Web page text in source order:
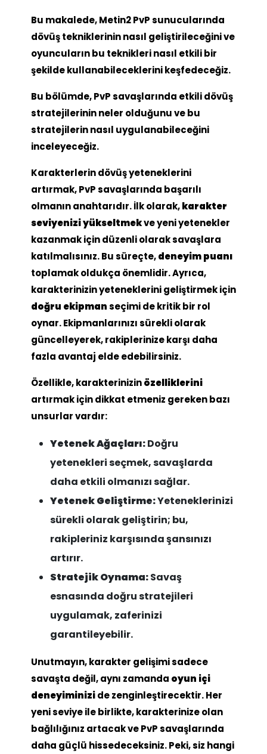
Bu makalede, Metin2 PvP sunucularında
dövüş tekniklerinin nasıl geliştirileceğini ve
oyuncuların bu teknikleri nasıl etkili bir
şekilde kullanabileceklerini keşfedeceğiz.
Bu bölümde, PvP savaşlarında etkili dövüş
stratejilerinin neler olduğunu ve bu
stratejilerin nasıl uygulanabileceğini
inceleyeceğiz.
Karakterlerin dövüş yeteneklerini
artırmak, PvP savaşlarında başarılı
olmanın anahtarıdır. İlk olarak,karakter
seviyenizi yükseltmekve yeni yetenekler
kazanmak için düzenli olarak savaşlara
katılmalısınız. Bu süreçte,deneyim puanı
toplamak oldukça önemlidir. Ayrıca,
karakterinizin yeteneklerini geliştirmek için
doğru ekipmanseçimi de kritik bir rol
oynar. Ekipmanlarınızı sürekli olarak
güncelleyerek, rakiplerinize karşı daha
fazla avantaj elde edebilirsiniz.
Özellikle, karakterinizinözelliklerini
artırmak için dikkat etmeniz gereken bazı
unsurlar vardır:
Yetenek Ağaçları:Doğru
yetenekleri seçmek, savaşlarda
daha etkili olmanızı sağlar.
Yetenek Geliştirme:Yeteneklerinizi
sürekli olarak geliştirin; bu,
rakipleriniz karşısında şansınızı
artırır.
Stratejik Oynama:Savaş
esnasında doğru stratejileri
uygulamak, zaferinizi
garantileyebilir.
Unutmayın, karakter gelişimi sadece
savaşta değil, aynı zamanda oyun içi
deneyiminizide zenginleştirecektir. Her
yeni seviye ile birlikte, karakterinize olan
bağlılığınız artacak ve PvP savaşlarında
daha güçlü hissedeceksiniz. Peki, siz hangi